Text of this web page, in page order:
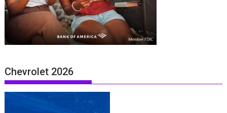
Chevrolet 2026